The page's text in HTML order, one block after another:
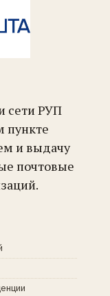
сети РУП
пункте
и выдачу
почтовые